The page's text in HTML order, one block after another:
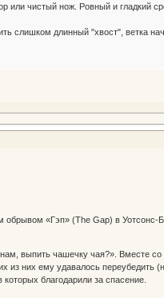
или чистый нож. Ровный и гладкий
слишком длинный "хвост", ветка
обрывом «Гэп» (The Gap) в Уотсонс-
выпить чашечку чая?». Вместе
из них ему удавалось переубедить
благодарили за спасение.